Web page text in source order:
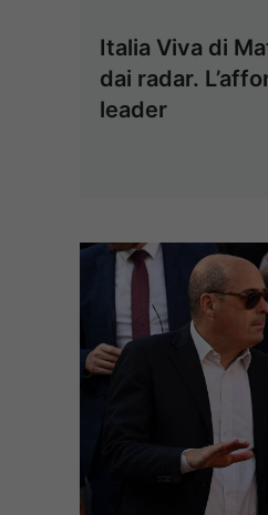
Italia Viva di
dai radar.
leader